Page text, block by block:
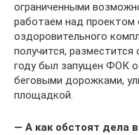
ограниченными
работаем над проектом
оздоровительного
получится,
году был запущен ФОК
беговыми дорожками,
площадкой.
— А как обстоят дела